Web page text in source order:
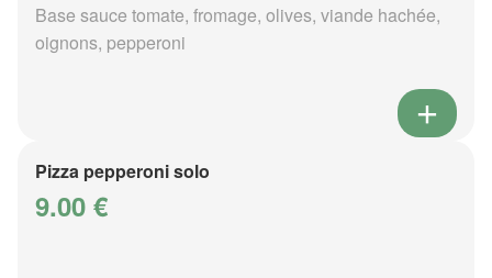
Base sauce tomate, fromage, olives, viande hachée,
oignons, pepperoni
Pizza pepperoni solo
9.00 €